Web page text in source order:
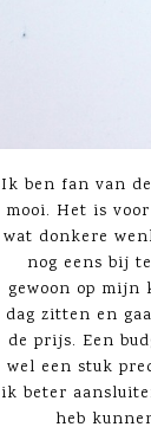
Ik ben fan van
mooi. Het is
wat donkere
nog eens bij
gewoon op mijn
dag zitten en
de prijs. Een
wel een stuk
ik beter
heb